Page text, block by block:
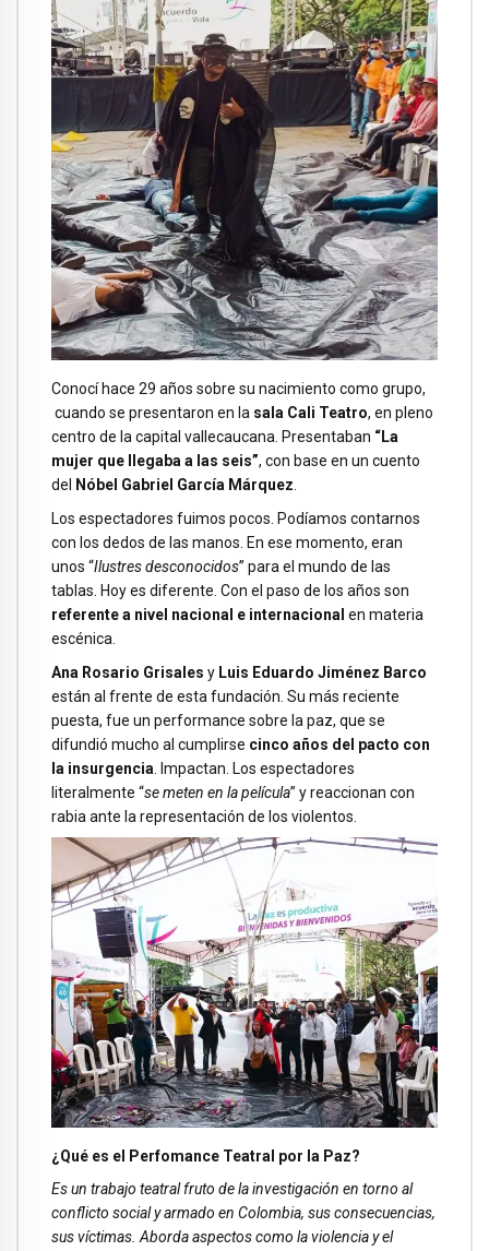
Conocí hace 29 años sobre su nacimiento como grupo,
cuando se presentaron en la sala Cali Teatro, en pleno
centro de la capital vallecaucana. Presentaban “La
mujer que llegaba a las seis”, con base en un cuento
del
Nóbel Gabriel García Márquez
Los espectadores fuimos pocos. Podíamos contarnos
con los dedos de las manos. En ese momento, eran
unos “Ilustres desconocidos” para el mundo de las
tablas. Hoy es diferente. Con el paso de los años son
referente a nivel nacional e internacional en materia
escénica.
Ana Rosario Grisales y Luis Eduardo Jiménez Barco
están al frente de esta fundación. Su más reciente
puesta, fue un performance sobre la paz, que se
difundió mucho al cumplirse cinco años del pacto con
la insurgencia . Impactan. Los espectadores
literalmente “se meten en la película” y reaccionan con
rabia ante la representación de los violentos.
¿Qué es el Perfomance Teatral por la Paz?
Es un trabajo teatral fruto de la investigación en torno al
conflicto social y armado en Colombia, sus consecuencias,
sus víctimas. Aborda aspectos como la violencia y el